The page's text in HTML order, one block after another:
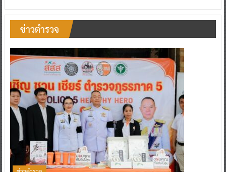
ข่าวตำรวจ